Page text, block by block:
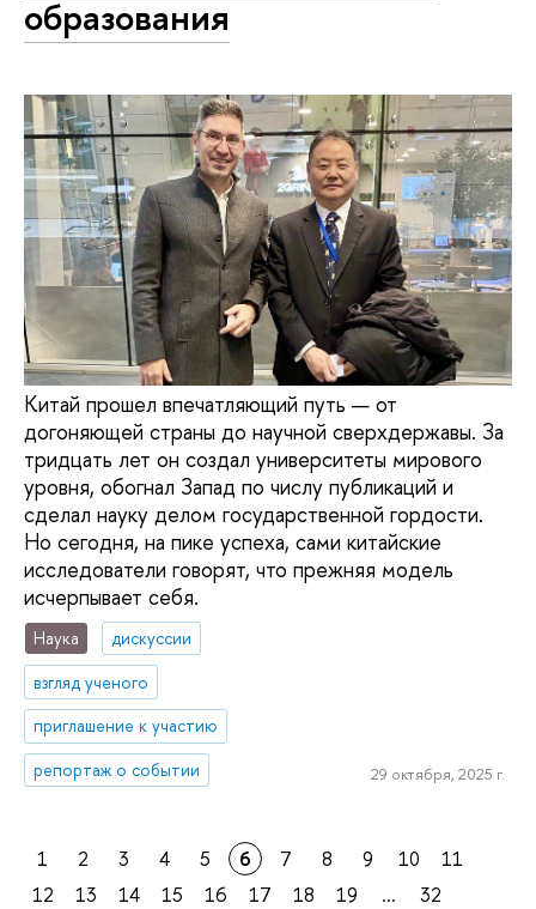
образования
Китай прошел впечатляющий путь — от
догоняющей страны до научной сверхдержавы. За
тридцать лет он создал университеты мирового
уровня, обогнал Запад по числу публикаций и
сделал науку делом государственной гордости.
Но сегодня, на пике успеха, сами китайские
исследователи говорят, что прежняя модель
исчерпывает себя.
Наука
дискуссии
взгляд ученого
приглашение к участию
репортаж о событии
29 октября, 2025 г.
1 2 3 4 5 6 7 8 9 10
11
12
13 14 15 16 17 18 19 ... 32